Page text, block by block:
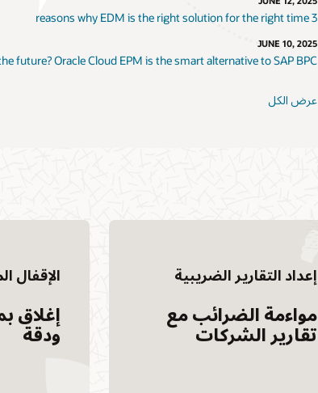
3 reasons why EDM is the right solution for the right time
JUNE 10, 2025
future? Oracle Cloud EPM is the smart alternative to SAP BPC
عرض الكل
إعداد التقارير الضريبية
مواءمة الضرائب مع
تقارير الشركات
الإقفال
إغلاق
ودقة